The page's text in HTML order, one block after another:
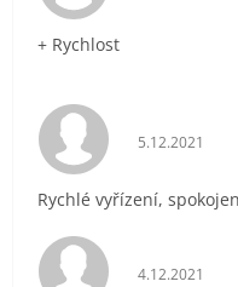
+ Rychlost
Hodnocení
5.12.2021
Rychlé vyřízení,
Hodnocení
4.12.2021